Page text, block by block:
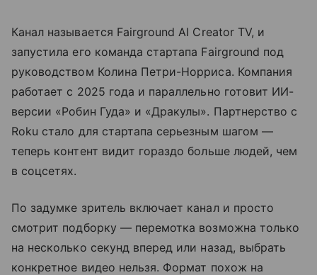
Канал называется Fairground AI Creator TV, и
запустила его команда стартапа Fairground под
руководством Колина Петри-Норриса. Компания
работает с 2025 года и параллельно готовит ИИ-
версии «Робин Гуда» и «Дракулы». Партнерство с
Roku стало для стартапа серьезным шагом —
теперь контент видит гораздо больше людей, чем
в соцсетях.
По задумке зритель включает канал и просто
смотрит подборку — перемотка возможна только
на несколько секунд вперед или назад, выбрать
конкретное видео нельзя. Формат похож на